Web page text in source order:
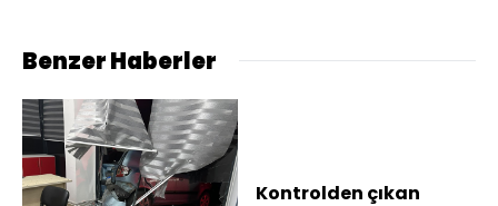
Benzer Haberler
Kontrolden çıkan